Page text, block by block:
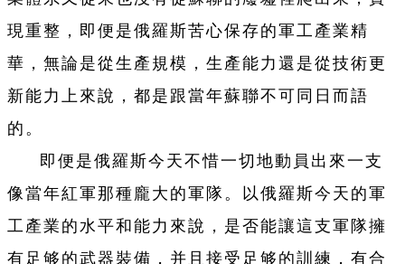
現重整，即便是俄羅斯苦心保存的軍工產業精
華，無論是從生產規模，生產能力還是從技術更
新能力上來說，都是跟當年蘇聯不可同日而語
的。
即便是俄羅斯今天不惜一切地動員出來一支
像當年紅軍那種龐大的軍隊。以俄羅斯今天的軍
工產業的水平和能力來說，是否能讓這支軍隊擁
有足够的武器裝備，并且接受足够的訓練，有合